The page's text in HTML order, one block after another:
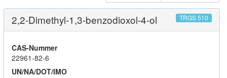
2,2-Dimethyl-1,3-benzodioxol-4-ol TRGS 510
CAS-Nummer
22961-82-6
UN/NA/DOT/IMO